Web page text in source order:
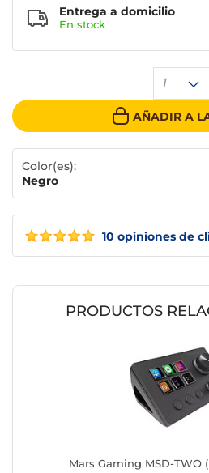
10 opiniones de
1
AÑADIR A
Entrega a domicilio
En stock
Color(es):
Negro
PRODUCTOS
Mars Gaming MSD-TWO